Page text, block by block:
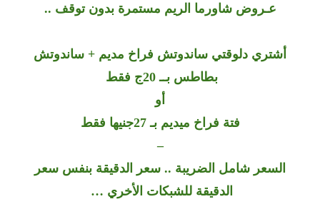
عـروض شاورما الريم مستمرة بدون توقف ..
أشتري دلوقتي ساندوتش فراخ مديم + ساندوتش
بطاطس بــ 20ج فقط
أو
فتة فراخ ميديم بـ 27جنيها فقط
–
السعر شامل الضريبة .. سعر الدقيقة بنفس سعر
الدقيقة للشبكات الأخري …